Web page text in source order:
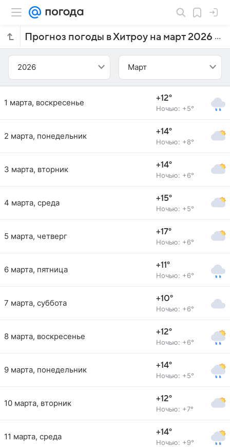
Прогноз погоды в Хитроу на март 2026 года
2026 Март
1 марта, воскресенье +12°
Ночью: +5°
2 марта, понедельник +14°
Ночью: +8°
3 марта, вторник +14°
Ночью: +6°
4 марта, среда +15°
Ночью: +5°
5 марта, четверг +17°
Ночью: +6°
6 марта, пятница +11°
Ночью: +6°
7 марта, суббота +10°
Ночью: +6°
8 марта, воскресенье +12°
Ночью: +6°
9 марта, понедельник +14°
Ночью: +5°
10 марта, вторник +12°
Ночью: +7°
11 марта, среда +14°
Ночью: +9°